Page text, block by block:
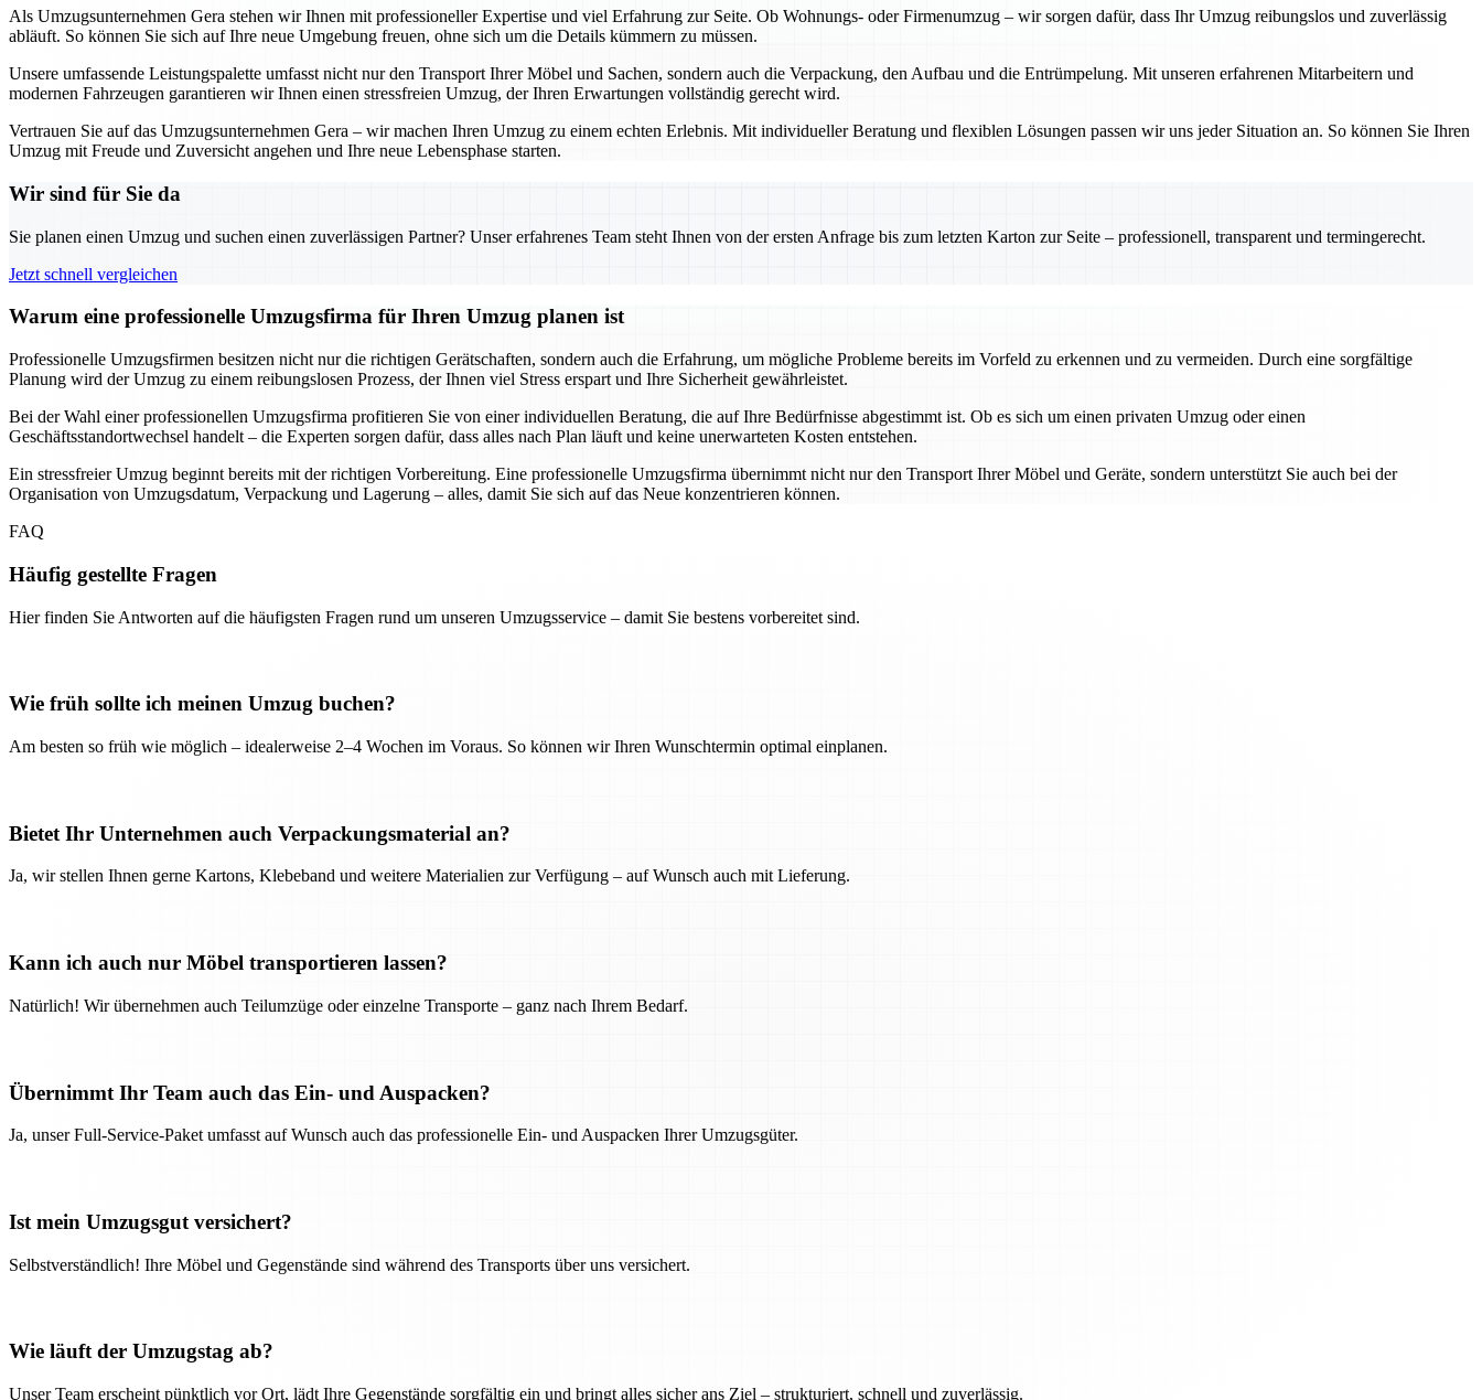
Als Umzugsunternehmen Gera stehen wir Ihnen mit professioneller Expertise und viel Erfahrung zur Seite. Ob Wohnungs- oder Firmenumzug – wir sorgen dafür, dass Ihr Umzug reibungslos und zuverlässig
abläuft. So können Sie sich auf Ihre neue Umgebung freuen, ohne sich um die Details kümmern zu müssen.
Unsere umfassende Leistungspalette umfasst nicht nur den Transport Ihrer Möbel und Sachen, sondern auch die Verpackung, den Aufbau und die Entrümpelung. Mit unseren erfahrenen Mitarbeitern und
modernen Fahrzeugen garantieren wir Ihnen einen stressfreien Umzug, der Ihren Erwartungen vollständig gerecht wird.
Vertrauen Sie auf das Umzugsunternehmen Gera – wir machen Ihren Umzug zu einem echten Erlebnis. Mit individueller Beratung und flexiblen Lösungen passen wir uns jeder Situation an. So können Sie Ihren
Umzug mit Freude und Zuversicht angehen und Ihre neue Lebensphase starten.
Wir sind für Sie da
Sie planen einen Umzug und suchen einen zuverlässigen Partner? Unser erfahrenes Team steht Ihnen von der ersten Anfrage bis zum letzten Karton zur Seite – professionell, transparent und termingerecht.
Jetzt schnell vergleichen
Warum eine professionelle Umzugsfirma für Ihren Umzug planen ist
Professionelle Umzugsfirmen besitzen nicht nur die richtigen Gerätschaften, sondern auch die Erfahrung, um mögliche Probleme bereits im Vorfeld zu erkennen und zu vermeiden. Durch eine sorgfältige
Planung wird der Umzug zu einem reibungslosen Prozess, der Ihnen viel Stress erspart und Ihre Sicherheit gewährleistet.
Bei der Wahl einer professionellen Umzugsfirma profitieren Sie von einer individuellen Beratung, die auf Ihre Bedürfnisse abgestimmt ist. Ob es sich um einen privaten Umzug oder einen
Geschäftsstandortwechsel handelt – die Experten sorgen dafür, dass alles nach Plan läuft und keine unerwarteten Kosten entstehen.
Ein stressfreier Umzug beginnt bereits mit der richtigen Vorbereitung. Eine professionelle Umzugsfirma übernimmt nicht nur den Transport Ihrer Möbel und Geräte, sondern unterstützt Sie auch bei der
Organisation von Umzugsdatum, Verpackung und Lagerung – alles, damit Sie sich auf das Neue konzentrieren können.
FAQ
Häufig gestellte Fragen
Hier finden Sie Antworten auf die häufigsten Fragen rund um unseren Umzugsservice – damit Sie bestens vorbereitet sind.
Wie früh sollte ich meinen Umzug buchen?
Am besten so früh wie möglich – idealerweise 2–4 Wochen im Voraus. So können wir Ihren Wunschtermin optimal einplanen.
Bietet Ihr Unternehmen auch Verpackungsmaterial an?
Ja, wir stellen Ihnen gerne Kartons, Klebeband und weitere Materialien zur Verfügung – auf Wunsch auch mit Lieferung.
Kann ich auch nur Möbel transportieren lassen?
Natürlich! Wir übernehmen auch Teilumzüge oder einzelne Transporte – ganz nach Ihrem Bedarf.
Übernimmt Ihr Team auch das Ein- und Auspacken?
Ja, unser Full-Service-Paket umfasst auf Wunsch auch das professionelle Ein- und Auspacken Ihrer Umzugsgüter.
Ist mein Umzugsgut versichert?
Selbstverständlich! Ihre Möbel und Gegenstände sind während des Transports über uns versichert.
Wie läuft der Umzugstag ab?
Unser Team erscheint pünktlich vor Ort, lädt Ihre Gegenstände sorgfältig ein und bringt alles sicher ans Ziel – strukturiert, schnell und zuverlässig.